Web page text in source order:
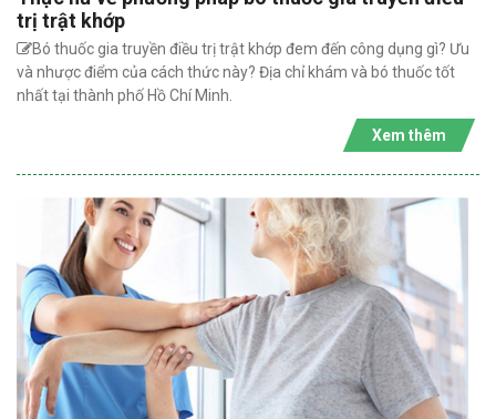
trị trật khớp
Bó thuốc gia truyền điều trị trật khớp đem đến công dụng gì? Ưu
và nhược điểm của cách thức này? Địa chỉ khám và bó thuốc tốt
nhất tại thành phố Hồ Chí Minh.
Xem thêm